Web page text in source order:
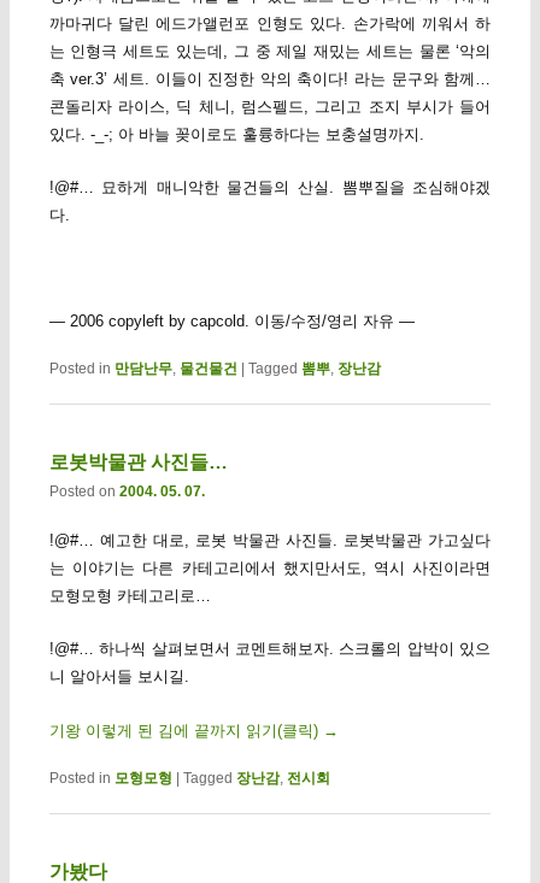
까마귀다 달린 에드가앨런포 인형도 있다. 손가락에 끼워서 하
는 인형극 세트도 있는데, 그 중 제일 재밌는 세트는 물론 ‘악의
축 ver.3’ 세트. 이들이 진정한 악의 축이다! 라는 문구와 함께…
콘돌리자 라이스, 딕 체니, 럼스펠드, 그리고 조지 부시가 들어
있다. -_-; 아 바늘 꽂이로도 훌륭하다는 보충설명까지.
!@#… 묘하게 매니악한 물건들의 산실. 뽐뿌질을 조심해야겠
다.
— 2006 copyleft by capcold. 이동/수정/영리 자유 —
Posted in 만담난무, 물건물건 Tagged 뽐뿌, 장난감
로봇박물관 사진들…
Posted on 2004. 05. 07.
!@#… 예고한 대로, 로봇 박물관 사진들. 로봇박물관 가고싶다
는 이야기는 다른 카테고리에서 했지만서도, 역시 사진이라면
모형모형 카테고리로…
!@#… 하나씩 살펴보면서 코멘트해보자. 스크롤의 압박이 있으
니 알아서들 보시길.
기왕 이렇게 된 김에 끝까지 읽기(클릭) →
Posted in 모형모형 | Tagged 장난감, 전시회
가봤다